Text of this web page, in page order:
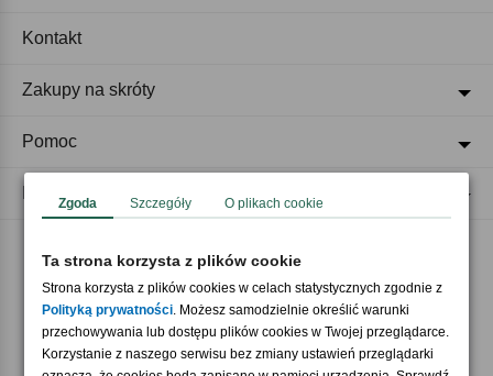
Akceptujemy płatności
Kontakt
Zakupy na skróty
Pomoc
Zgoda Szczegóły O plikach cookie
Ta strona korzysta z plików cookie
Strona korzysta z plików cookies w celach statystycznych zgodnie z
Polityką prywatności. Możesz samodzielnie określić warunki
przechowywania lub dostępu plików cookies w Twojej przeglądarce.
Korzystanie z naszego serwisu bez zmiany ustawień przeglądarki